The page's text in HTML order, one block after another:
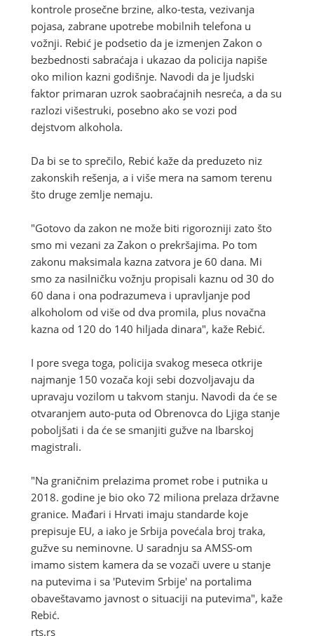
kontrole prosečne brzine, alko-testa, vezivanja
pojasa, zabrane upotrebe mobilnih telefona u
vožnji. Rebić je podsetio da je izmenjen Zakon o
bezbednosti sabraćaja i ukazao da policija napiše
oko milion kazni godišnje. Navodi da je ljudski
faktor primaran uzrok saobraćajnih nesreća, a da su
razlozi višestruki, posebno ako se vozi pod
dejstvom alkohola.
Da bi se to sprečilo, Rebić kaže da preduzeto niz
zakonskih rešenja, a i više mera na samom terenu
što druge zemlje nemaju.
"Gotovo da zakon ne može biti rigorozniji zato što
smo mi vezani za Zakon o prekršajima. Po tom
zakonu maksimala kazna zatvora je 60 dana. Mi
smo za nasilničku vožnju propisali kaznu od 30 do
60 dana i ona podrazumeva i upravljanje pod
alkoholom od više od dva promila, plus novačna
kazna od 120 do 140 hiljada dinara", kaže Rebić.
I pore svega toga, policija svakog meseca otkrije
najmanje 150 vozača koji sebi dozvoljavaju da
upravaju vozilom u takvom stanju. Navodi da će se
otvaranjem auto-puta od Obrenovca do Ljiga stanje
poboljšati i da će se smanjiti gužve na Ibarskoj
magistrali.
"Na graničnim prelazima promet robe i putnika u
2018. godine je bio oko 72 miliona prelaza državne
granice. Mađari i Hrvati imaju standarde koje
prepisuje EU, a iako je Srbija povećala broj traka,
gužve su neminovne. U saradnju sa AMSS-om
imamo sistem kamera da se vozači uvere u stanje
na putevima i sa 'Putevim Srbije' na portalima
obaveštavamo javnost o situaciji na putevima", kaže
Rebić.
rts.rs